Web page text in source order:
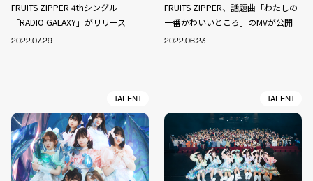
FRUITS ZIPPER 4thシングル
「RADIO GALAXY」がリリース
2022.07.29
FRUITS ZIPPER、話題曲「わたしの
一番かわいいところ」のMVが公開
2022.06.23
TALENT TALENT